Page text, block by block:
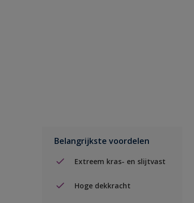
Belangrijkste voordelen
Extreem kras- en slijtvast
Hoge dekkracht